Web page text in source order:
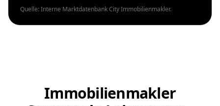
Quelle: Interne Marktdatenbank City Immobilienmakler.
Immobilienmakler